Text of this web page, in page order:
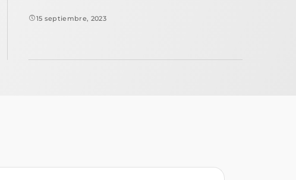
15 septiembre, 2023